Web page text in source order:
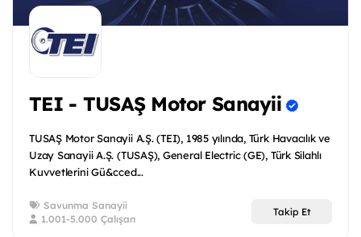
TEI - TUSAŞ Motor Sanayii
TUSAŞ Motor Sanayii A.Ş. (TEI), 1985 yılında, Türk Havacılık ve
Uzay Sanayii A.Ş. (TUSAŞ), General Electric (GE), Türk Silahlı
Kuvvetlerini Gü&cced...
Savunma Sanayii
1.001-5.000 Çalışan
Takip Et